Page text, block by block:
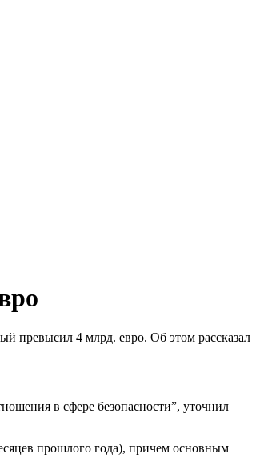
превысил 4 млрд. евро. Об этом рассказал
в сфере безопасности”, уточнил
прошлого года), причем основным